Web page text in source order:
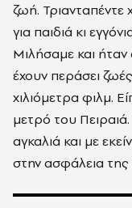
ζωή. Τριανταπέντε
για παιδιά κι
Μιλήσαμε και ήταν
έχουν περάσει
χιλιόμετρα φιλμ.
μετρό του
αγκαλιά και με
στην ασφάλεια της